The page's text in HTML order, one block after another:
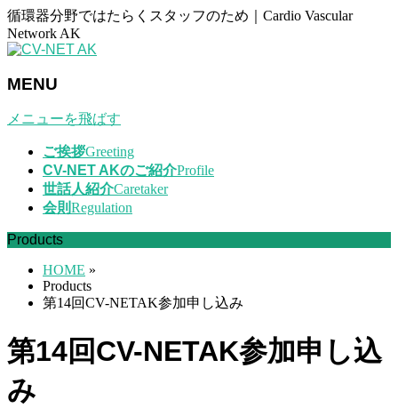
循環器分野ではたらくスタッフのため｜Cardio Vascular
Network AK
MENU
メニューを飛ばす
ご挨拶Greeting
CV-NET AKのご紹介Profile
世話人紹介Caretaker
会則Regulation
Products
HOME »
Products
第14回CV-NETAK参加申し込み
第14回CV-NETAK参加申し込
み